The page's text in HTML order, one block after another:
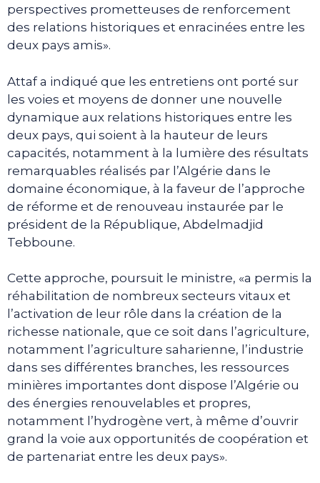
perspectives prometteuses de renforcement
des relations historiques et enracinées entre les
deux pays amis».
Attaf a indiqué que les entretiens ont porté sur
les voies et moyens de donner une nouvelle
dynamique aux relations historiques entre les
deux pays, qui soient à la hauteur de leurs
capacités, notamment à la lumière des résultats
remarquables réalisés par l’Algérie dans le
domaine économique, à la faveur de l’approche
de réforme et de renouveau instaurée par le
président de la République, Abdelmadjid
Tebboune.
Cette approche, poursuit le ministre, «a permis la
réhabilitation de nombreux secteurs vitaux et
l’activation de leur rôle dans la création de la
richesse nationale, que ce soit dans l’agriculture,
notamment l’agriculture saharienne, l’industrie
dans ses différentes branches, les ressources
minières importantes dont dispose l’Algérie ou
des énergies renouvelables et propres,
notamment l’hydrogène vert, à même d’ouvrir
grand la voie aux opportunités de coopération et
de partenariat entre les deux pays».